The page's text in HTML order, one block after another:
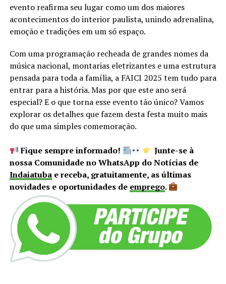
evento reafirma seu lugar como um dos maiores
acontecimentos do interior paulista, unindo adrenalina,
emoção e tradições em um só espaço.
Com uma programação recheada de grandes nomes da
música nacional, montarias eletrizantes e uma estrutura
pensada para toda a família, a FAICI 2025 tem tudo para
entrar para a história. Mas por que este ano será
especial? E o que torna esse evento tão único? Vamos
explorar os detalhes que fazem desta festa muito mais
do que uma simples comemoração.
Fique sempre informado!
Junte-se à
nossa Comunidade no WhatsApp do Notícias de
Indaiatubae receba, gratuitamente, as últimas
novidades e oportunidades de emprego.